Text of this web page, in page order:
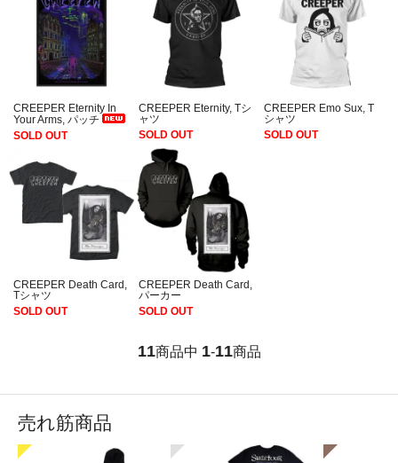
CREEPER Eternity In
Your Arms, パッチ
SOLD OUT
CREEPER Eternity, Tシ
ャツ
SOLD OUT
CREEPER Emo Sux, T
シャツ
SOLD OUT
CREEPER Death Card,
Tシャツ
SOLD OUT
CREEPER Death Card,
パーカー
SOLD OUT
11商品中 1-11商品
売れ筋商品